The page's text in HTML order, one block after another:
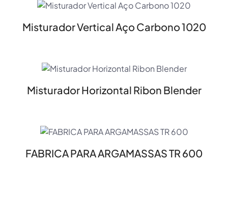
Misturador Vertical Aço Carbono 1020
Misturador Horizontal Ribon Blender
FABRICA PARA ARGAMASSAS TR 600